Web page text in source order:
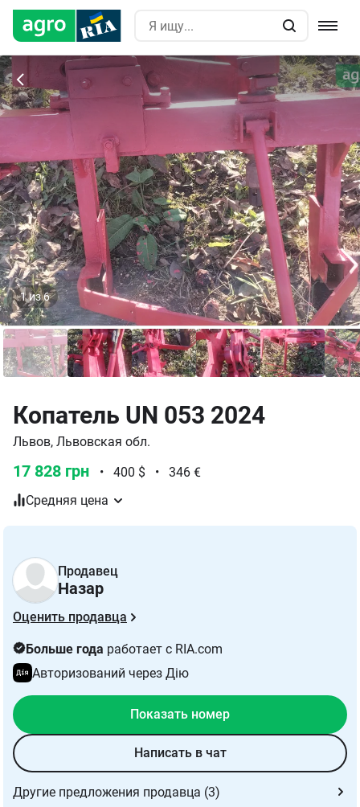
1из6
Копатель UN 053 2024
Львов, Львовская обл.
17 828 грн • 400 $ •
346 €
Средняя цена
Продавец
Назар
Оценить продавца
Больше года работает с RIA.com
Авторизований через Дію
Показать номер
Написать в чат
Другие предложения продавца (3)